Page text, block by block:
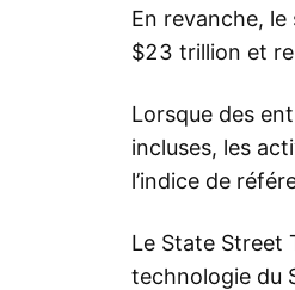
En revanche,
$23 trillion et
Lorsque des
incluses, les
l’indice de
Le State Street
technologie du